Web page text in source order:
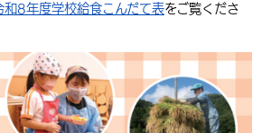
和8年度学校給食こんだて表をご覧くださ